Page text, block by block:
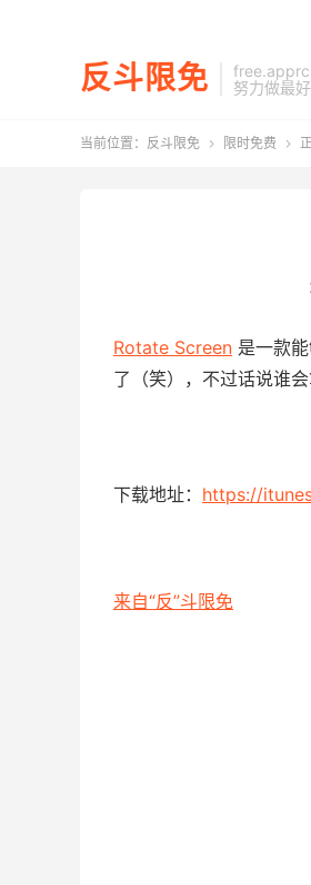
反斗限免
努力做最
当前位置： 反斗限免  限时免费 
Rotate Screen 是一款
了（笑），不过话说谁
下载地址： https://
来自“反”斗限免